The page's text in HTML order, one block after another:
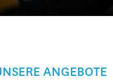
ANGEBOTE